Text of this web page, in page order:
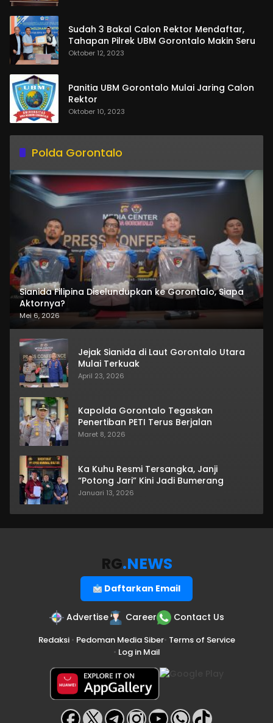
Sudah 3 Bakal Calon Rektor Mendaftar,
Tahapan Pilrek UBM Gorontalo Makin Seru
Oktober 12, 2023
Panitia UBM Gorontalo Mulai Jaring Calon
Rektor
Oktober 10, 2023
Polda Gorontalo
Sianida Filipina Diselundupkan ke Gorontalo, Siapa
Aktornya?
Mei 6, 2026
Jejak Sianida di Laut Gorontalo Utara
Mulai Terkuak
April 23, 2026
Kapolda Gorontalo Tegaskan
Penertiban PETI Terus Berjalan
Maret 8, 2026
Ka Kuhu Resmi Tersangka, Janji
“Potong Jari” Kini Jadi Bumerang
Januari 13, 2026
RG.NEWS
Daftarkan Email
Advertise Career Contact Us
Redaksi• Pedoman Media Siber• Terms of Service
• Log in Mail